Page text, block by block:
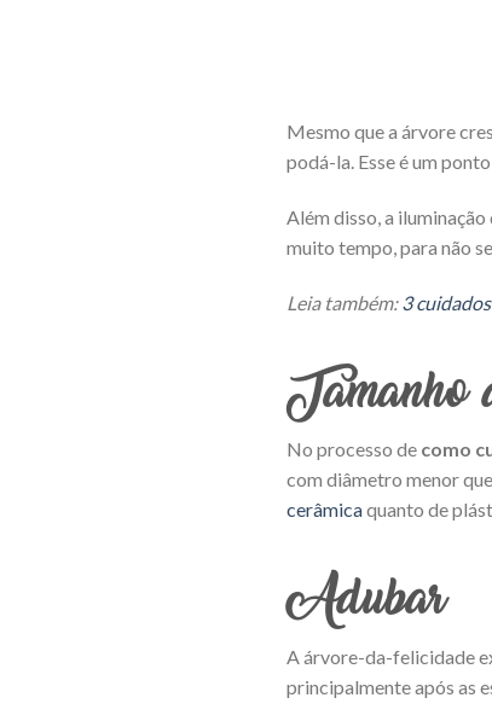
Mesmo que a árvore
podá-la. Esse é um
Além disso, a
muito tempo, para não
Leia também:3
Tamanho
No processo de como
com diâmetro menor
cerâmicaquanto de
Adubar
A árvore-da-felicidade
principalmente após as